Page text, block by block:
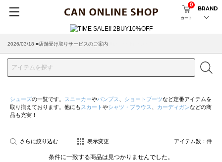
カート
0
BRAND
2026/03/18 ■店舗受け取りサービスのご案内
シューズの一覧です。 スニーカーやパンプス ショートブーツなど定番アイテムを
取り揃えております。他にも スカート やシャツ・ブラウス カーディガンなどの商
品も充実！
さらに絞り込む 表示変更 アイテム数： 件
条件に一致する商品は見つかりませんでした。